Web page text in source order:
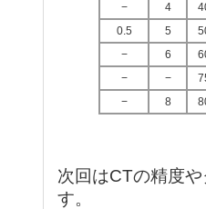
−
4
0.5
5
−
6
−
−
−
8
次回はCTの精度
す。